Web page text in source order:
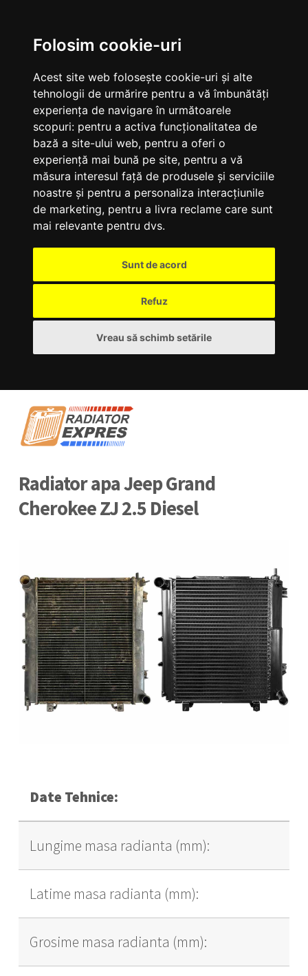
Folosim cookie-uri
Acest site web folosește cookie-uri și alte
tehnologii de urmărire pentru a vă îmbunătăți
experiența de navigare în următoarele
scopuri: pentru a activa funcționalitatea de
bază a site-ului web, pentru a oferi o
experiență mai bună pe site, pentru a vă
măsura interesul față de produsele și serviciile
noastre și pentru a personaliza interacțiunile
de marketing, pentru a livra reclame care sunt
mai relevante pentru dvs.
Sunt de acord
Refuz
Vreau să schimb setările
Radiator apa Jeep Grand
Cherokee ZJ 2.5 Diesel
Date Tehnice:
Lungime masa radianta (mm):
Latime masa radianta (mm):
Grosime masa radianta (mm):